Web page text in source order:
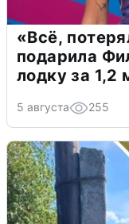
«Всё,
подарила
лодку за 1,2
5 августа 255